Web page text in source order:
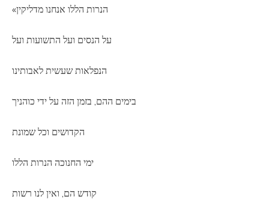
«הנרות הללו אנחנו מדליקין
על הנסים ועל התשועות ועל
הנפלאות שעשית לאבותינו
בימים ההם, בזמן הזה על ידי כוהניך
הקדושים וכל שמונת
ימי החנוכה הנרות הללו
קודש הם, ואין לנו רשות